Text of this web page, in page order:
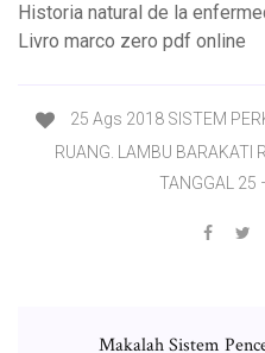
Historia natural de la
Livro marco zero pdf online
25 Ags 2018 SISTEM
RUANG. LAMBU BARAKATI
TANGGAL 25
Makalah Sistem